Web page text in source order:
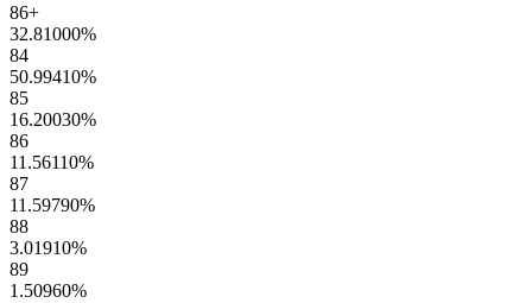
86+
32.81000%
84
50.99410%
85
16.20030%
86
11.56110%
87
11.59790%
88
3.01910%
89
1.50960%